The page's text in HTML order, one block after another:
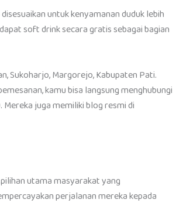
untuk kenyamanan duduk lebih
soft drink secara gratis sebagai bagian
Sukoharjo, Margorejo, Kabupaten Pati.
kamu bisa langsung menghubungi
juga memiliki blog resmi di
utama masyarakat yang
perjalanan mereka kepada